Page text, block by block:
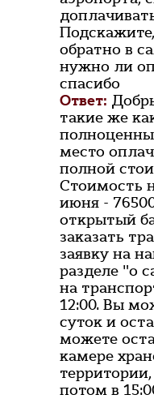
обратно в
нужно ли
спасибо
Ответ:
такие же
место
полной
Стоимость
июня -
открытый
заказать
заявку на
разделе "о
на
12:00. Вы
суток и
можете
камере
потом в